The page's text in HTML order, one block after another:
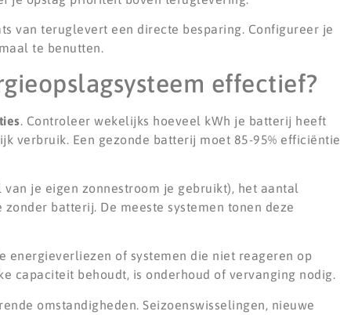
van teruglevert een directe besparing. Configureer je
te benutten.
effectief?
. Controleer wekelijks hoeveel kWh je batterij heeft
verbruik. Een gezonde batterij moet 85-95% efficiëntie
je eigen zonnestroom je gebruikt), het aantal
batterij. De meeste systemen tonen deze
energieverliezen of systemen die niet reageren op
capaciteit behoudt, is onderhoud of vervanging nodig.
omstandigheden. Seizoenswisselingen, nieuwe